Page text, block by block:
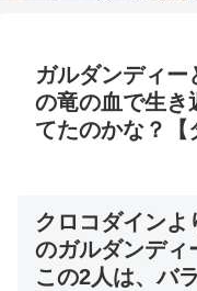
ガルダンディー
の竜の血で生き
てたのかな？【
クロコダイン
のガルダンディ
この2人は、バ